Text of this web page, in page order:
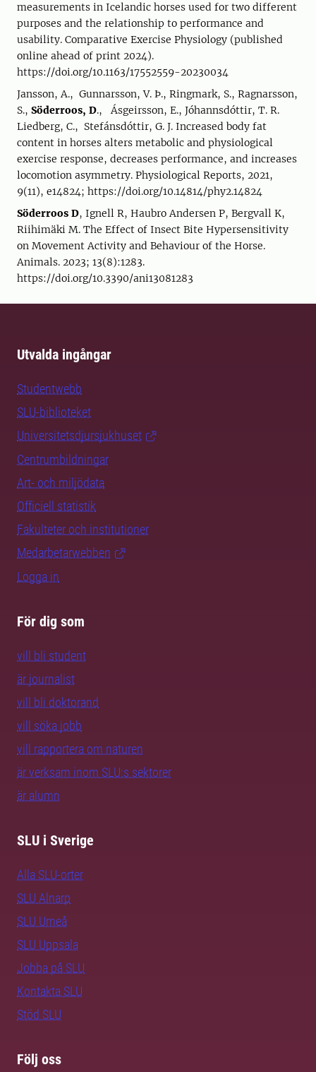
measurements in Icelandic horses used for two different
purposes and the relationship to performance and
usability. Comparative Exercise Physiology (published
online ahead of print 2024).
https://doi.org/10.1163/17552559-20230034
Jansson, A., Gunnarsson, V. Þ., Ringmark, S., Ragnarsson,
S., Söderroos, D., Ásgeirsson, E., Jóhannsdóttir, T. R.
Liedberg, C., Stefánsdóttir, G. J. Increased body fat
content in horses alters metabolic and physiological
exercise response, decreases performance, and increases
locomotion asymmetry. Physiological Reports, 2021,
9(11), e14824; https://doi.org/10.14814/phy2.14824
Söderroos D, Ignell R, Haubro Andersen P, Bergvall K,
Riihimäki M. The Effect of Insect Bite Hypersensitivity
on Movement Activity and Behaviour of the Horse.
Animals. 2023; 13(8):1283.
https://doi.org/10.3390/ani13081283
Utvalda ingångar
Studentwebb
SLU-biblioteket
Universitetsdjursjukhuset
Centrumbildningar
Art- och miljödata
Officiell statistik
Fakulteter och institutioner
Medarbetarwebben
Logga in
För dig som
vill bli student
är journalist
vill bli doktorand
vill söka jobb
vill rapportera om naturen
är verksam inom SLU:s sektorer
är alumn
SLU i Sverige
Alla SLU-orter
SLU Alnarp
SLU Umeå
SLU Uppsala
Jobba på SLU
Kontakta SLU
Stöd SLU
Följ oss